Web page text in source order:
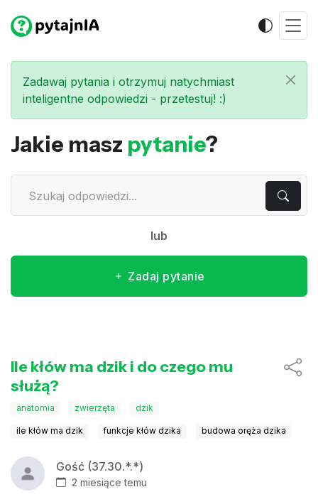
Zadawaj pytania i otrzymuj natychmiast
inteligentne odpowiedzi - przetestuj! :)
Jakie masz pytanie?
lub
Zadaj pytanie
Ile kłów ma dzik i do czego mu
służą?
anatomia zwierzęta dzik
ile kłów ma dzik funkcje kłów dzika budowa oręża dzika
Gość (37.30.*.*)
2 miesiące temu